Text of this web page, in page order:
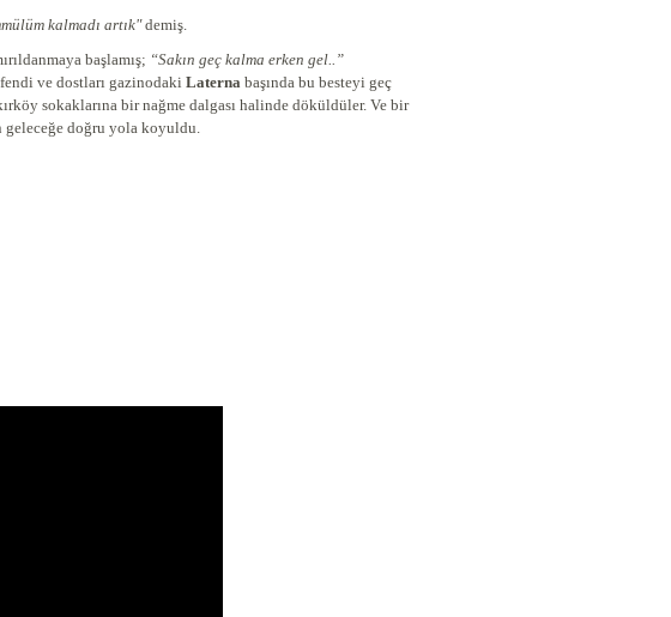
kalmadı artık"demiş.
başlamış; “Sakın geç kalma erken gel..”
ve dostları gazinodaki Laterna başında bu besteyi geç
sokaklarına bir nağme dalgası halinde döküldüler. Ve bir
geleceğe doğru yola koyuldu.